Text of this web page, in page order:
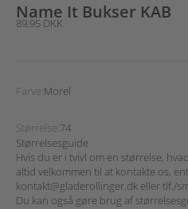
Name It Bukser KAB
Salgspris
89,95 DKK
Farve:Morel
Størrelse:74
Størrelsesguide
Hvis du er i tvivl om en størrelse,
altid velkommen til at kontakte os,
kontakt@gladerollinger.dk eller tlf./
Du kan også gøre brug af